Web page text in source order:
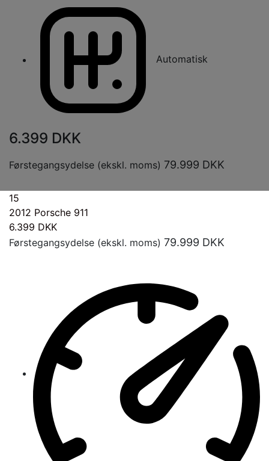
Automatisk
6.399 DKK
Førstegangsydelse (ekskl. moms) 79.999 DKK
15
2012 Porsche 911
6.399 DKK
Førstegangsydelse (ekskl. moms) 79.999 DKK